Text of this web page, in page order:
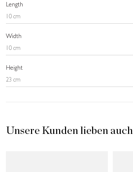
Length
10 cm
Width
10 cm
Height
23 cm
Unsere Kunden lieben auch